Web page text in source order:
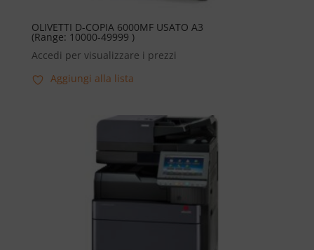
OLIVETTI D-COPIA 6000MF USATO A3
(Range: 10000-49999 )
Accedi per visualizzare i prezzi
Aggiungi alla lista